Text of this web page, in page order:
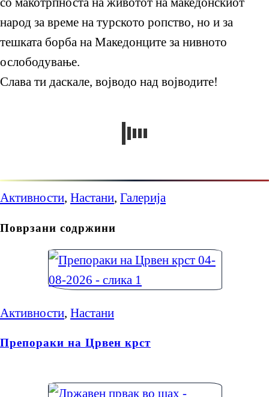
народ за време на турското ропство, но и за
тешката борба на Македонците за нивното
ослободување.
Слава ти даскале, војводо над војводите!
Активности, Настани, Галерија
Поврзани содржини
Активности, Настани
Препораки на Црвен крст